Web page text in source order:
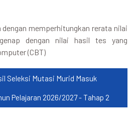
memperhitungkan rerata nilai
dengan nilai hasil tes yang
(CBT)
Seleksi Mutasi Murid Masuk
Pelajaran 2026/2027 - Tahap 2